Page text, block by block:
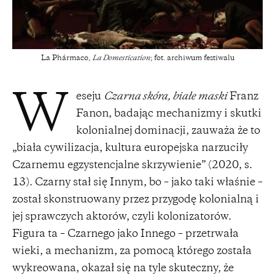
La Phármaco, La Domestication; fot. archiwum festiwalu
W eseju Czarna skóra, białe maskiFranz
Fanon, badając mechanizmy i skutki
kolonialnej dominacji, zauważa że to
„biała cywilizacja, kultura europejska narzuciły
Czarnemu egzystencjalne skrzywienie” (2020, s.
13). Czarny stał się Innym, bo – jako taki właśnie –
został skonstruowany przez przygodę kolonialną i
jej sprawczych aktorów, czyli kolonizatorów.
Figura ta – Czarnego jako Innego – przetrwała
wieki, a mechanizm, za pomocą którego została
wykreowana, okazał się na tyle skuteczny, że